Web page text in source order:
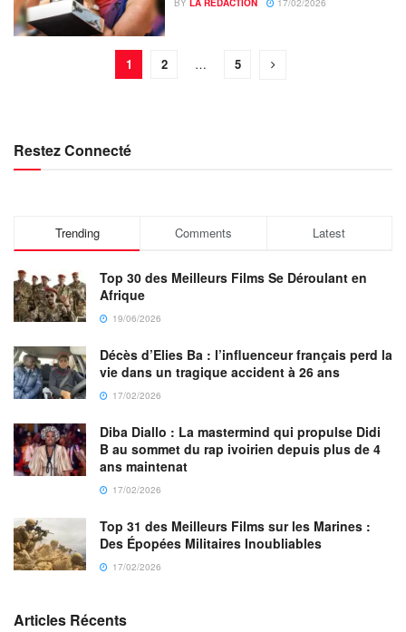
1 2 … 5
Restez Connecté
Trending Comments Latest
Top 30 des Meilleurs Films Se Déroulant en
Afrique
19/06/2026
Décès d’Elies Ba : l’influenceur français perd la
vie dans un tragique accident à 26 ans
17/02/2026
Diba Diallo : La mastermind qui propulse Didi
B au sommet du rap ivoirien depuis plus de 4
ans maintenat
17/02/2026
Top 31 des Meilleurs Films sur les Marines :
Des Épopées Militaires Inoubliables
17/02/2026
Articles Récents